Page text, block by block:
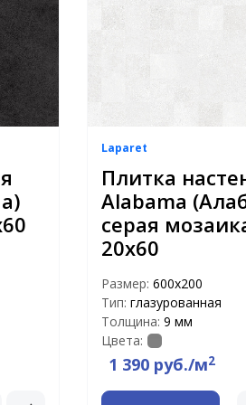
Laparet
Плитка
Alabama
серая
20х60
Размер: 600х200
Тип: глазурованная
Толщина: 9 мм
Цвета:
1 390 руб./м2